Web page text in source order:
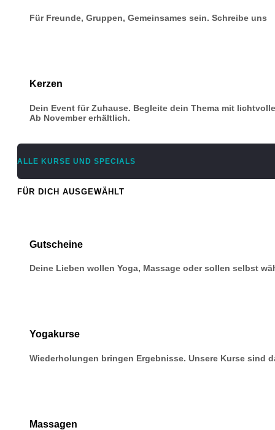
Für Freunde, Gruppen, Gemeinsames sein. Schreibe uns
Kerzen
Dein Event für Zuhause. Begleite dein Thema mit
Ab November erhältlich.
ALLE KURSE UND SPECIALS
FÜR DICH AUSGEWÄHLT
Gutscheine
Deine Lieben wollen Yoga, Massage oder sollen selbst
Yogakurse
Wiederholungen bringen Ergebnisse. Unsere Kurse sind
Massagen